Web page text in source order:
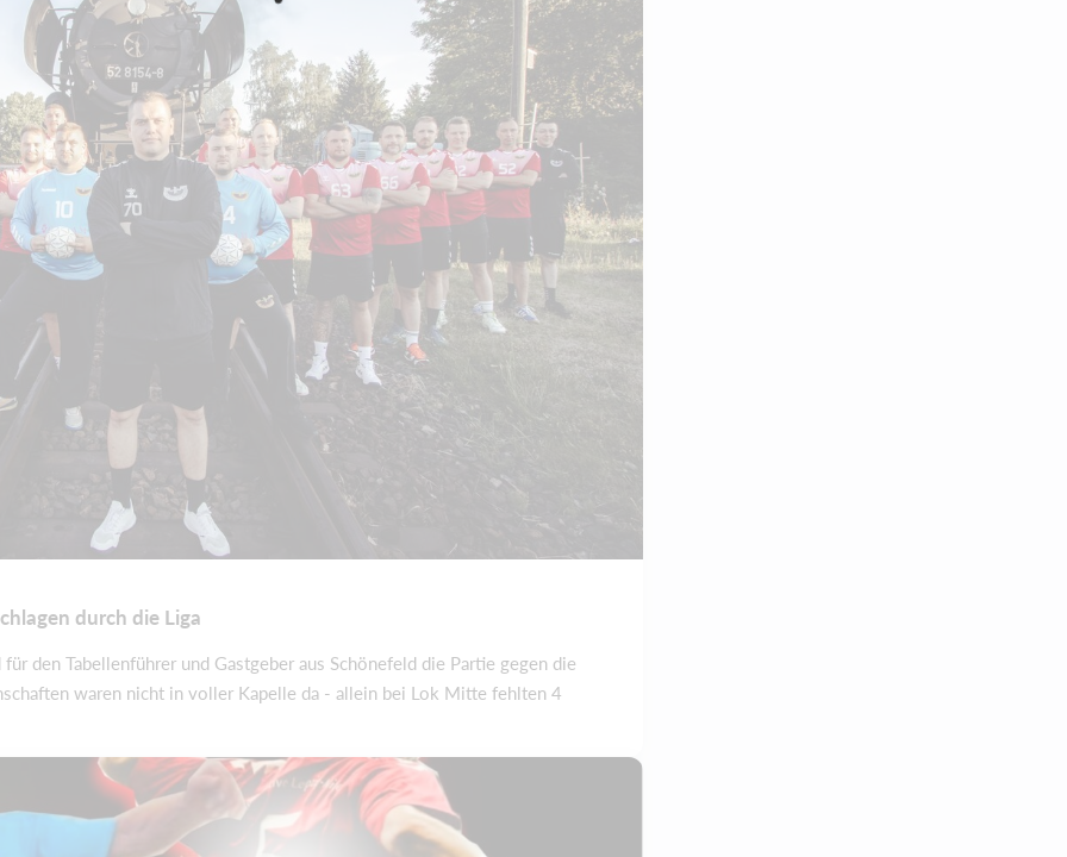
durch die Liga
den Tabellenführer und Gastgeber aus Schönefeld die Partie gegen die
waren nicht in voller Kapelle da - allein bei Lok Mitte fehlten 4